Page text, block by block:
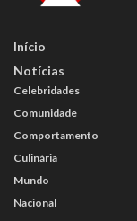
Início
Notícias
Celebridades
Comunidade
Comportamento
Culinária
Mundo
Nacional